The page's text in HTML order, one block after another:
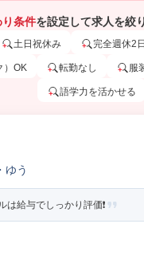
り条件を設定して求人を絞
土日祝休み 完全週休2
）OK 転勤なし 服
語学力を活かせる
ゆう
は給与でしっかり評価❗️